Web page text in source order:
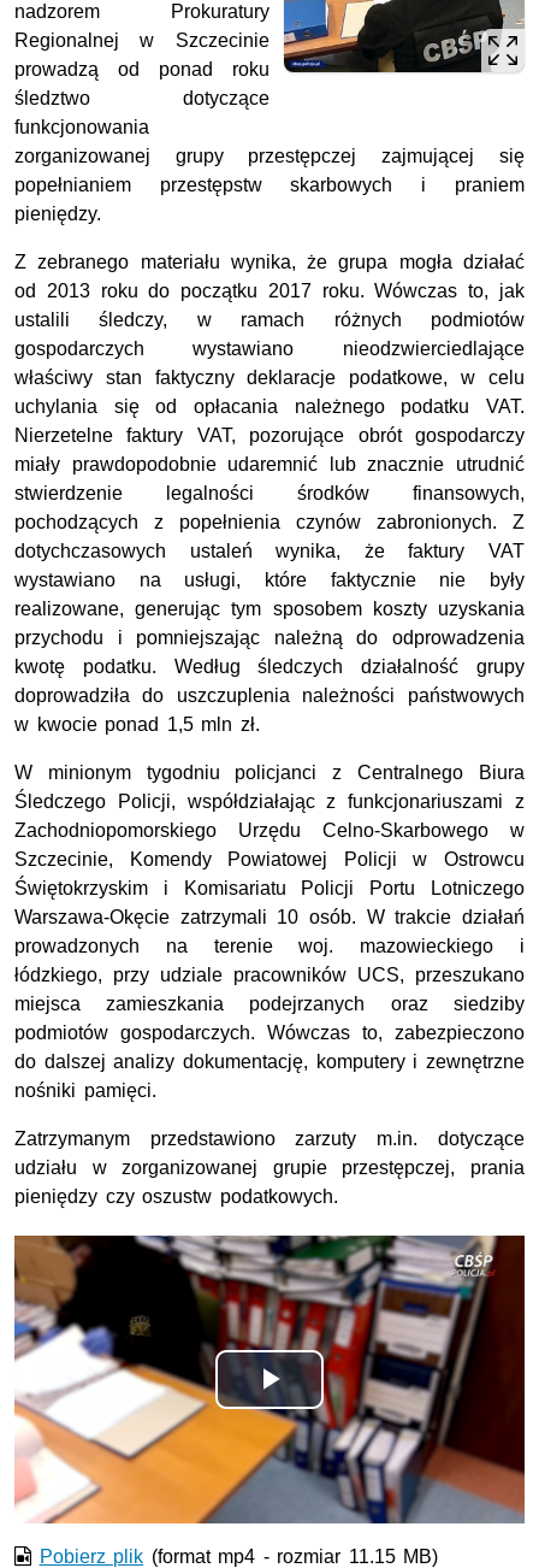
nadzorem Prokuratury
Regionalnej w Szczecinie
prowadzą od ponad roku
śledztwo dotyczące
funkcjonowania
zorganizowanej grupy przestępczej zajmującej się
popełnianiem przestępstw skarbowych i praniem
pieniędzy.
Z zebranego materiału wynika, że grupa mogła działać
od 2013 roku do początku 2017 roku. Wówczas to, jak
ustalili śledczy, w ramach różnych podmiotów
gospodarczych wystawiano nieodzwierciedlające
właściwy stan faktyczny deklaracje podatkowe, w celu
uchylania się od opłacania należnego podatku VAT.
Nierzetelne faktury VAT, pozorujące obrót gospodarczy
miały prawdopodobnie udaremnić lub znacznie utrudnić
stwierdzenie legalności środków finansowych,
pochodzących z popełnienia czynów zabronionych. Z
dotychczasowych ustaleń wynika, że faktury VAT
wystawiano na usługi, które faktycznie nie były
realizowane, generując tym sposobem koszty uzyskania
przychodu i pomniejszając należną do odprowadzenia
kwotę podatku. Według śledczych działalność grupy
doprowadziła do uszczuplenia należności państwowych
w kwocie ponad 1,5 mln zł.
W minionym tygodniu policjanci z Centralnego Biura
Śledczego Policji, współdziałając z funkcjonariuszami z
Zachodniopomorskiego Urzędu Celno-Skarbowego w
Szczecinie, Komendy Powiatowej Policji w Ostrowcu
Świętokrzyskim i Komisariatu Policji Portu Lotniczego
Warszawa-Okęcie zatrzymali 10 osób. W trakcie działań
prowadzonych na terenie woj. mazowieckiego i
łódzkiego, przy udziale pracowników UCS, przeszukano
miejsca zamieszkania podejrzanych oraz siedziby
podmiotów gospodarczych. Wówczas to, zabezpieczono
do dalszej analizy dokumentację, komputery i zewnętrzne
nośniki pamięci.
Zatrzymanym przedstawiono zarzuty m.in. dotyczące
udziału w zorganizowanej grupie przestępczej, prania
pieniędzy czy oszustw podatkowych.
Odtwórz
wideo
Pobierz plik (format mp4 - rozmiar 11.15 MB)